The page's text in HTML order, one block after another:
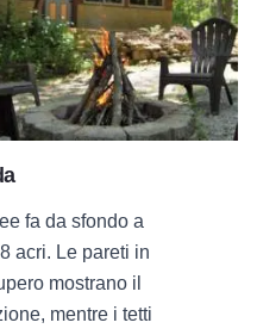
fa da sfondo a
acri. Le pareti in
mostrano il
mentre i tetti